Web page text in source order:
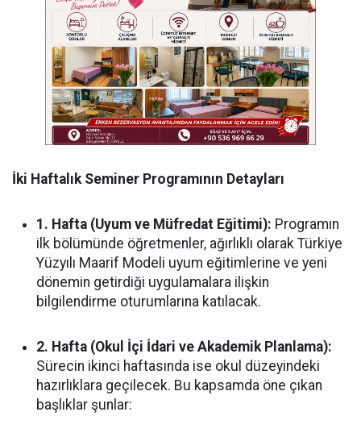
İki Haftalık Seminer Programının Detayları
1. Hafta (Uyum ve Müfredat Eğitimi): Programın
ilk bölümünde öğretmenler, ağırlıklı olarak Türkiye
Yüzyılı Maarif Modeli uyum eğitimlerine ve yeni
dönemin getirdiği uygulamalara ilişkin
bilgilendirme oturumlarına katılacak.
2. Hafta (Okul İçi İdari ve Akademik Planlama):
Sürecin ikinci haftasında ise okul düzeyindeki
hazırlıklara geçilecek. Bu kapsamda öne çıkan
başlıklar şunlar: